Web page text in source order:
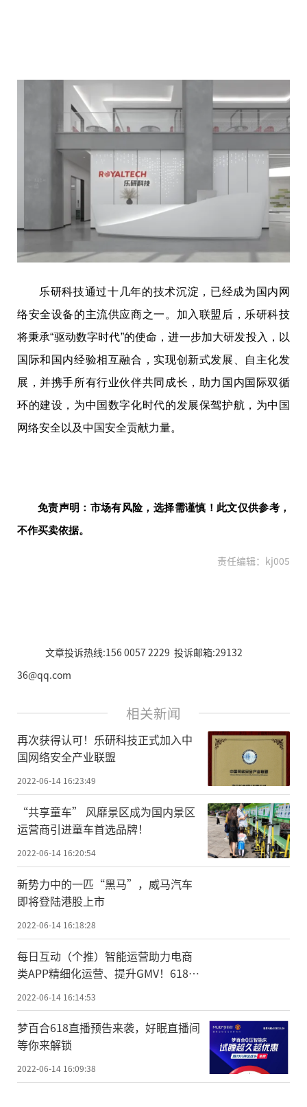
乐研科技通过十几年的技术沉淀，已经成为国内网
络安全设备的主流供应商之一。加入联盟后，乐研科技
将秉承“驱动数字时代”的使命，进一步加大研发投入，以
国际和国内经验相互融合，实现创新式发展、自主化发
展，并携手所有行业伙伴共同成长，助力国内国际双循
环的建设，为中国数字化时代的发展保驾护航，为中国
网络安全以及中国安全贡献力量。
免责声明：市场有风险，选择需谨慎！此文仅供参考，
不作买卖依据。
责任编辑：kj005
文章投诉热线:156 0057 2229 投诉邮箱:29132
36@qq.com
相关新闻
再次获得认可！乐研科技正式加入中
国网络安全产业联盟
2022-06-14 16:23:49
“共享童车” 风靡景区成为国内景区
运营商引进童车首选品牌！
2022-06-14 16:20:54
新势力中的一匹“黑马”，威马汽车
即将登陆港股上市
2022-06-14 16:18:28
每日互动（个推）智能运营助力电商
类APP精细化运营、提升GMV！618大
2022-06-14 16:14:53
梦百合618直播预告来袭，好眠直播间
等你来解锁
2022-06-14 16:09:38